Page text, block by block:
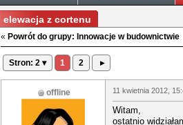
elewacja z cortenu
« Powrót do grupy: Innowacje w budownictwie
Stron: 2 ▾ 1 2 ▸
offline 11 kwietnia 2012,
Witam,
ostatnio